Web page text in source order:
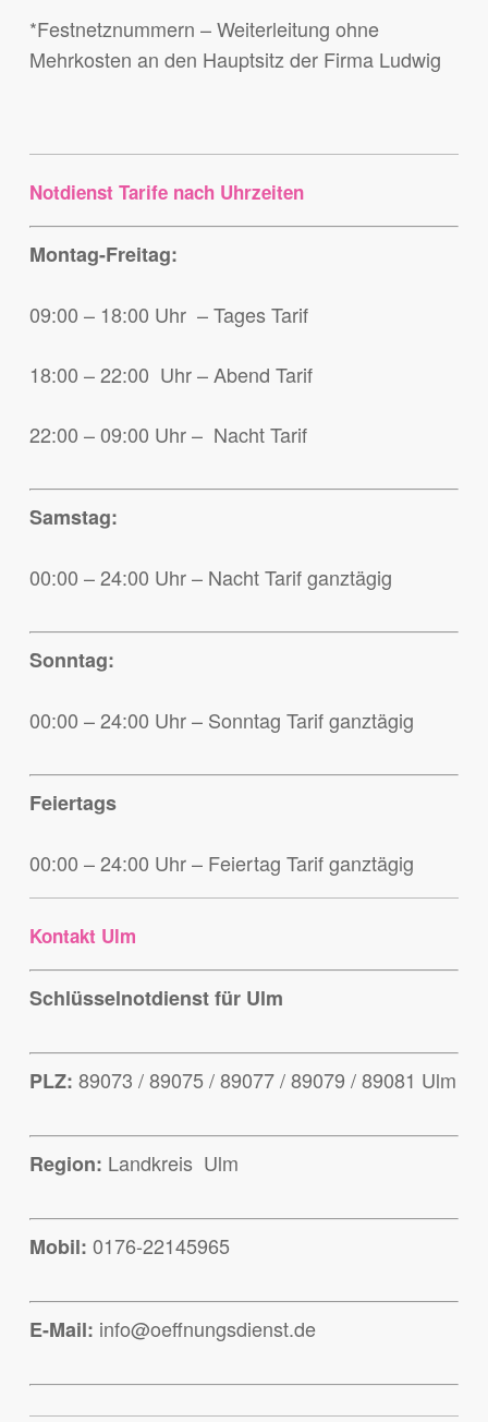
*Festnetznummern – Weiterleitung ohne
Mehrkosten an den Hauptsitz der Firma Ludwig
Notdienst Tarife nach Uhrzeiten
Montag-Freitag:
09:00 – 18:00 Uhr – Tages Tarif
18:00 – 22:00 Uhr – Abend Tarif
22:00 – 09:00 Uhr – Nacht Tarif
Samstag:
00:00 – 24:00 Uhr – Nacht Tarif ganztägig
Sonntag:
00:00 – 24:00 Uhr – Sonntag Tarif ganztägig
Feiertags
00:00 – 24:00 Uhr – Feiertag Tarif ganztägig
Kontakt Ulm
Schlüsselnotdienst für Ulm
PLZ: 89073 / 89075 / 89077 / 89079 / 89081 Ulm
Region: Landkreis Ulm
Mobil: 0176-22145965
E-Mail: info@oeffnungsdienst.de